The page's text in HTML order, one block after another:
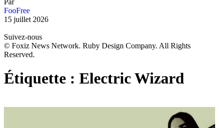
Par
FooFree
15 juillet 2026
Suivez-nous
© Foxiz News Network. Ruby Design Company. All Rights
Reserved.
Étiquette : Electric Wizard